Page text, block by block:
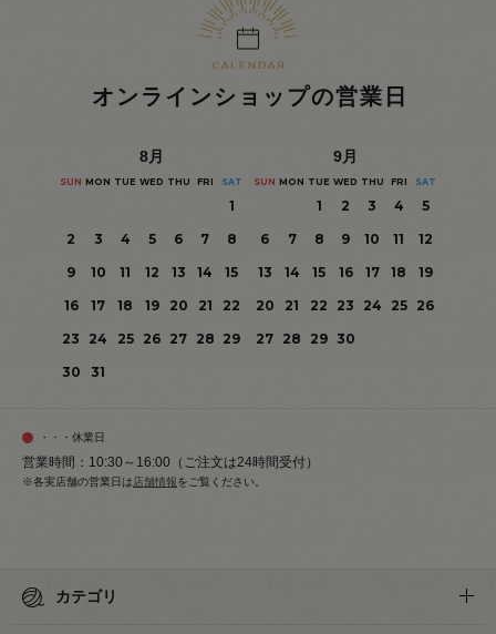
オンラインショップの営業日
8月
SUN MON TUE WED THU FRI SAT
1
2
3 4 5 6 7
8
9
10 11 12 13 14
15
16
17 18 19 20 21
22
23
24 25 26 27 28 29
30
31
9月
SUN MON TUE WED THU FRI SAT
1 2 3 4
5
6
7 8 9 10 11
12
13
14 15 16 17 18
19
20
21 22 23 24 25
26
27 28 29 30
・・・休業日
営業時間：10:30～16:00（ご注文は24時間受付）
※各実店舗の営業日は 店舗情報をご覧ください。
カテゴリ